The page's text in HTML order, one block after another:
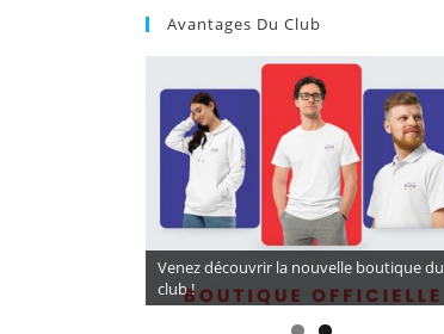
Avantages Du Club
CORDAGES A TARIF PRÉFÉRENTIEL 16,5€ (
BG 65) avec LARDE SPORTS